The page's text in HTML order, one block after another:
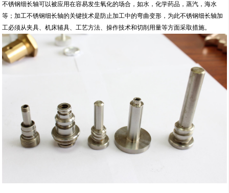
不锈钢细长轴可以被应用在容易发生氧化的场合，如水，化学药品，蒸汽，海水
等；加工不锈钢细长轴的关键技术是防止加工中的弯曲变形，为此不锈钢细长轴加
工必须从夹具、机床辅具、工艺方法、操作技术和切削用量等方面采取措施。